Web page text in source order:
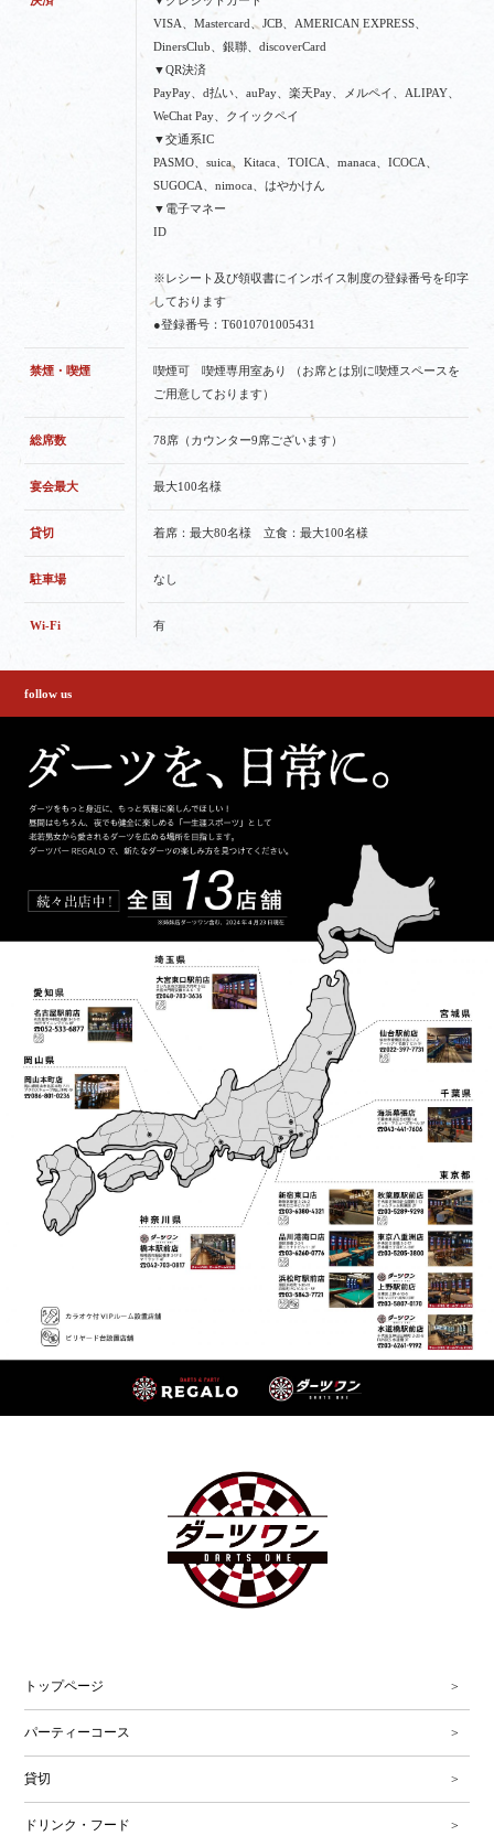
VISA、Mastercard、JCB、AMERICAN EXPRESS、
DinersClub、銀聯、discoverCard
▼QR決済
PayPay、d払い、auPay、楽天Pay、メルペイ、ALIPAY、
WeChat Pay、クイックペイ
▼交通系IC
PASMO、suica、Kitaca、TOICA、manaca、ICOCA、
SUGOCA、nimoca、はやかけん
▼電子マネー
ID
※レシート及び領収書にインボイス制度の登録番号を印字
しております
●登録番号：T6010701005431
禁煙・喫煙
喫煙可 喫煙専用室あり （お席とは別に喫煙スペースを
ご用意しております）
総席数 78席（カウンター9席ございます）
宴会最大 最大100名様
貸切 着席：最大80名様 立食：最大100名様
駐車場 なし
Wi-Fi 有
follow us
トップページ
パーティーコース
貸切
ドリンク・フード